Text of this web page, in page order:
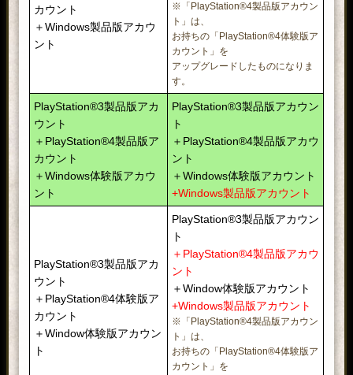
カウント
＋Windows製品版アカウ
ント
※「PlayStation®4製品版アカウン
ト」は、
お持ちの「PlayStation®4体験版ア
カウント」を
アップグレードしたものになりま
す。
PlayStation®3製品版アカ
ウント
＋PlayStation®4製品版ア
カウント
＋Windows体験版アカウ
ント
PlayStation®3製品版アカウン
ト
＋PlayStation®4製品版アカウ
ント
＋Windows体験版アカウント
+Windows製品版アカウント
PlayStation®3製品版アカ
ウント
＋PlayStation®4体験版ア
カウント
＋Window体験版アカウン
ト
PlayStation®3製品版アカウン
ト
＋PlayStation®4製品版アカウ
ント
＋Window体験版アカウント
+Windows製品版アカウント
※「PlayStation®4製品版アカウン
ト」は、
お持ちの「PlayStation®4体験版ア
カウント」を